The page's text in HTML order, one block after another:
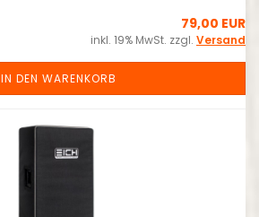
79,00 EUR
inkl. 19% MwSt. zzgl. Versand
IN DEN WARENKORB